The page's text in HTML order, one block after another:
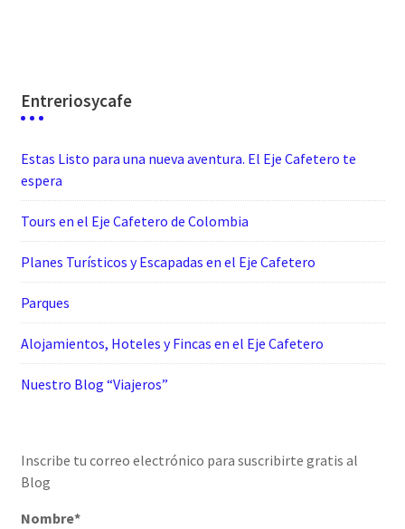
Entreriosycafe
Estas Listo para una nueva aventura. El Eje Cafetero te
espera
Tours en el Eje Cafetero de Colombia
Planes Turísticos y Escapadas en el Eje Cafetero
Parques
Alojamientos, Hoteles y Fincas en el Eje Cafetero
Nuestro Blog “Viajeros”
Inscribe tu correo electrónico para suscribirte gratis al
Blog
Nombre*